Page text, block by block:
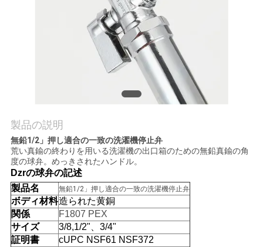
私
達
に
連
絡
し
製品の説明
無鉛1/2」押し適合の一致の洗濯機停止弁
荒い真鍮の終わりを用いる洗濯機の出口箱のための無鉛真鍮の角
度の球弁。めっきされたハンドル。
Dzrの球弁の記述
製品名
無鉛1/2」押し適合の一致の洗濯機停止弁
ボディ材料造られた黄銅
関係
F1807 PEX
サイズ
3/8,1/2"、3/4"
証明書
cUPC NSF61 NSF372